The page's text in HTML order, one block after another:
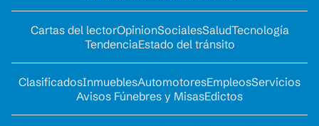
Cartas del lectorOpinionSocialesSaludTecnología
TendenciaEstado del tránsito
ClasificadosInmueblesAutomotoresEmpleosServicios
Avisos Fúnebres y MisasEdictos